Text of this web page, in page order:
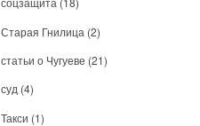
Старая Гнилица (2)
статьи о Чугуеве (21)
суд (4)
Такси (1)